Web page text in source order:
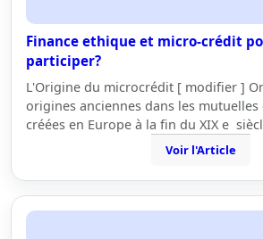
Finance ethique et micro-crédit
participer?
L'Origine du microcrédit [ modifier ]
origines anciennes dans les
créées en Europe à la fin du XIX e
Voir l'Article